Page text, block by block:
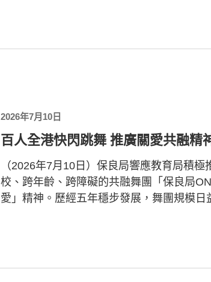
2026年7月10日
百人全港快閃跳舞 推廣關愛共融精
（2026年7月10日）保良局響應教育局積
校、跨年齡、跨障礙的共融舞團「保良局
愛」精神。歷經五年穩步發展，舞團規模